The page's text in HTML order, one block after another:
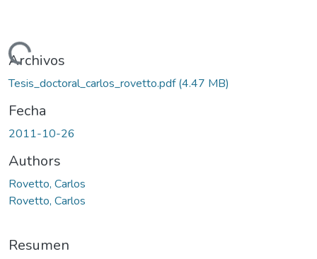
Archivos
Tesis_doctoral_carlos_rovetto.pdf(4.47 MB)
Fecha
2011-10-26
Authors
Rovetto, Carlos
Rovetto, Carlos
Resumen